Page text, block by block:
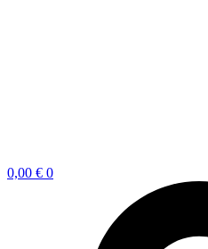
0,00 € 0